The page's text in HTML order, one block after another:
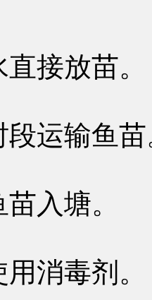
接放苗。
段运输鱼
入塘。
消毒剂。